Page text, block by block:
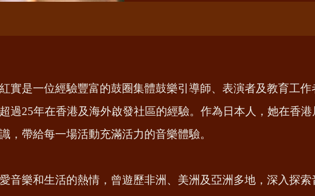
實是一位經驗豐富的鼓圈集體鼓樂引導師、表演者及教育工作
過25年在香港及海外啟發社區的經驗。作為日本人，她在香
，帶給每一場活動充滿活力的音樂體驗。
音樂和生活的熱情，曾遊歷非洲、美洲及亞洲多地，深入探